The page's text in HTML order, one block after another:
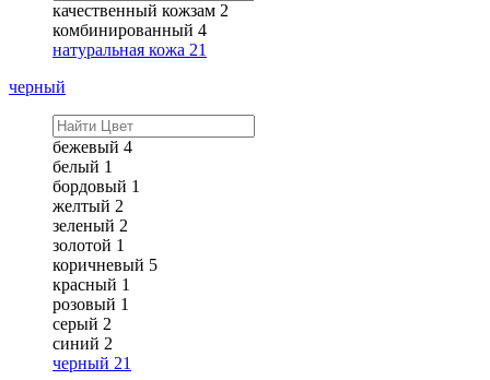
качественный кожзам 2
комбинированный 4
натуральная кожа 21
черный
бежевый 4
белый 1
бордовый 1
желтый 2
зеленый 2
золотой 1
коричневый 5
красный 1
розовый 1
серый 2
синий 2
черный 21